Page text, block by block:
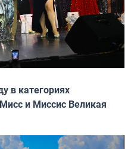
в категориях
и Миссис Великая